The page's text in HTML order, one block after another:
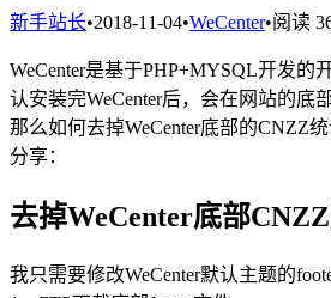
新手站长•2018-11-04•WeCenter•阅读
WeCenter是基于PHP+MYSQL开发的
认安装完WeCenter后，会在网站的底
那么如何去掉WeCenter底部的CNZZ
分享：
去掉WeCenter底部
我只需要修改WeCenter默认主题的